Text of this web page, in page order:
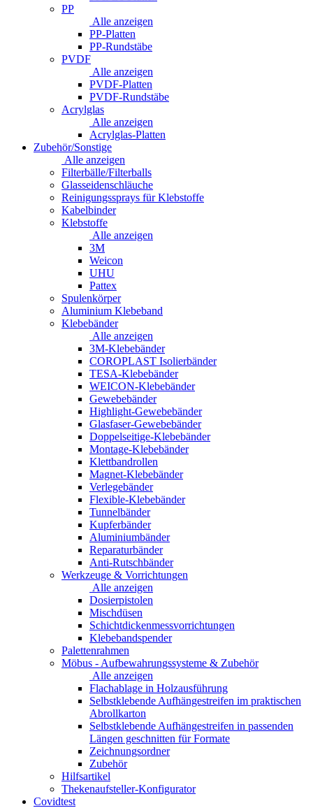
PP
Alle anzeigen
PP-Platten
PP-Rundstäbe
PVDF
Alle anzeigen
PVDF-Platten
PVDF-Rundstäbe
Acrylglas
Alle anzeigen
Acrylglas-Platten
Zubehör/Sonstige
Alle anzeigen
Filterbälle/Filterballs
Glasseidenschläuche
Reinigungssprays für Klebstoffe
Kabelbinder
Klebstoffe
Alle anzeigen
3M
Weicon
UHU
Pattex
Spulenkörper
Aluminium Klebeband
Klebebänder
Alle anzeigen
3M-Klebebänder
COROPLAST Isolierbänder
TESA-Klebebänder
WEICON-Klebebänder
Gewebebänder
Highlight-Gewebebänder
Glasfaser-Gewebebänder
Doppelseitige-Klebebänder
Montage-Klebebänder
Klettbandrollen
Magnet-Klebebänder
Verlegebänder
Flexible-Klebebänder
Tunnelbänder
Kupferbänder
Aluminiumbänder
Reparaturbänder
Anti-Rutschbänder
Werkzeuge & Vorrichtungen
Alle anzeigen
Dosierpistolen
Mischdüsen
Schichtdickenmessvorrichtungen
Klebebandspender
Palettenrahmen
Möbus - Aufbewahrungssysteme & Zubehör
Alle anzeigen
Flachablage in Holzausführung
Selbstklebende Aufhängestreifen im praktischen
Abrollkarton
Selbstklebende Aufhängestreifen in passenden
Längen geschnitten für Formate
Zeichnungsordner
Zubehör
Hilfsartikel
Thekenaufsteller-Konfigurator
Covidtest